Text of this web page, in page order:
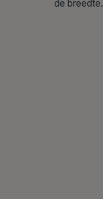
de breedte.